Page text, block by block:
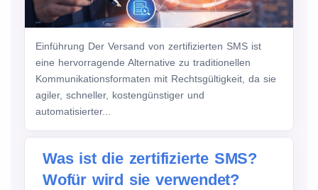
Einführung Der Versand von zertifizierten SMS ist
eine hervorragende Alternative zu traditionellen
Kommunikationsformaten mit Rechtsgültigkeit, da sie
agiler, schneller, kostengünstiger und
automatisierter...
Was ist die zertifizierte SMS?
Wofür wird sie verwendet?